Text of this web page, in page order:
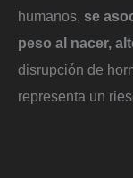
humanos, se
peso al nacer,
disrupción de
representa un